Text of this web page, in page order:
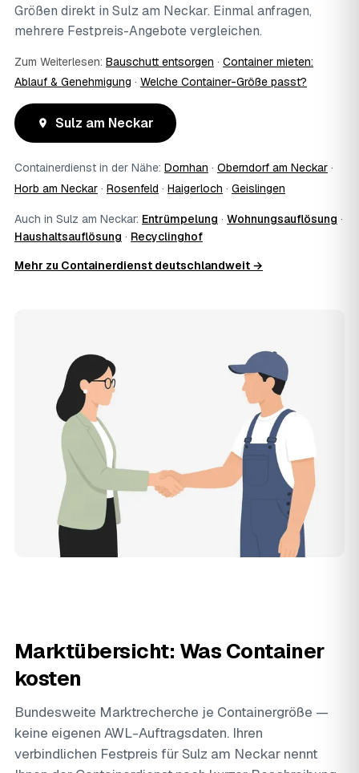
Größen direkt in Sulz am Neckar. Einmal anfragen,
mehrere Festpreis-Angebote vergleichen.
Zum Weiterlesen: Bauschutt entsorgen · Container mieten:
Ablauf & Genehmigung · Welche Container-Größe passt?
Sulz am Neckar
Containerdienst in der Nähe: Dornhan · Oberndorf am Neckar ·
Horb am Neckar · Rosenfeld · Haigerloch · Geislingen
Auch in Sulz am Neckar: Entrümpelung · Wohnungsauflösung ·
Haushaltsauflösung · Recyclinghof
Mehr zu Containerdienst deutschlandweit →
Marktübersicht: Was Container
kosten
Bundesweite Marktrecherche je Containergröße —
keine eigenen AWL-Auftragsdaten. Ihren
verbindlichen Festpreis für Sulz am Neckar nennt